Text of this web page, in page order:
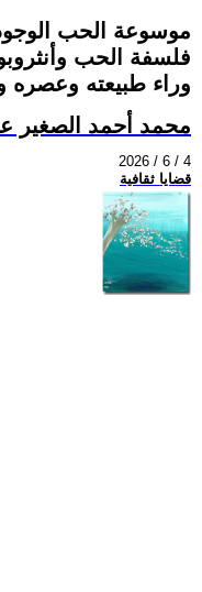
موسوعة الحب
فلسفة الحب
وراء طبيعته وعصره
محمد أحمد الصغير
2026 / 6 / 4
قضايا ثقافية